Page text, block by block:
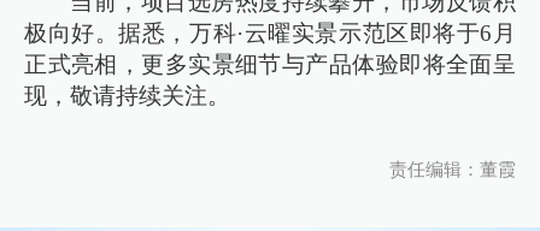
极向好。据悉，万科·云曜实景示范区即将于6月
正式亮相，更多实景细节与产品体验即将全面呈
现，敬请持续关注。
责任编辑：董霞